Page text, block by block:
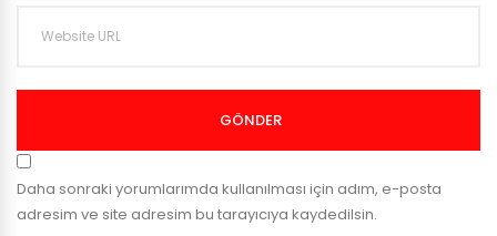
GÖNDER
Daha sonraki yorumlarımda kullanılması için adım, e-posta
adresim ve site adresim bu tarayıcıya kaydedilsin.